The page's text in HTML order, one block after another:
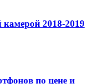
камерой 2018-2019
по цене и